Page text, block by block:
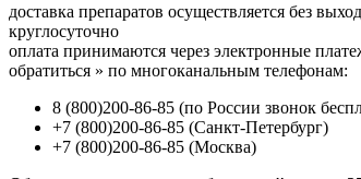
доставка препаратов осуществляется без
круглосуточно
оплата принимаются через электронные
обратиться » по многоканальным телефонам:
8 (800)200-86-85 (по России звонок
+7 (800)200-86-85 (Санкт-Петербург)
+7 (800)200-86-85 (Москва)